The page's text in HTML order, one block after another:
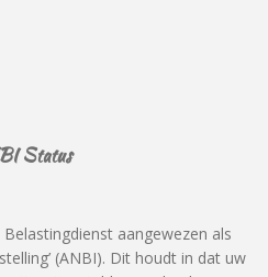
Status
aangewezen als
(ANBI). Dit houdt in dat uw